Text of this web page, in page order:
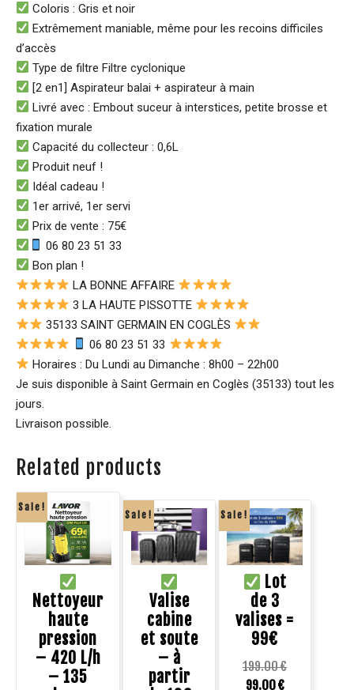
Coloris : Gris et noir
Extrêmement maniable, même pour les recoins difficiles
d’accès
Type de filtre Filtre cyclonique
[2 en1] Aspirateur balai + aspirateur à main
Livré avec : Embout suceur à interstices, petite brosse et
fixation murale
Capacité du collecteur : 0,6L
Produit neuf !
Idéal cadeau !
1er arrivé, 1er servi
Prix de vente : 75€
06 80 23 51 33
Bon plan !
LA BONNE AFFAIRE
3 LA HAUTE PISSOTTE
35133 SAINT GERMAIN EN COGLÈS
06 80 23 51 33
Horaires : Du Lundi au Dimanche : 8h00 – 22h00
Je suis disponible à Saint Germain en Coglès (35133) tout les
jours.
Livraison possible.
Related products
Sale!
Nettoyeur
haute
pression
– 420 L/h
– 135
Sale!
Valise
cabine
et soute
– à
partir
Sale!
Lot
de 3
valises =
99€
199.00€
99.00€